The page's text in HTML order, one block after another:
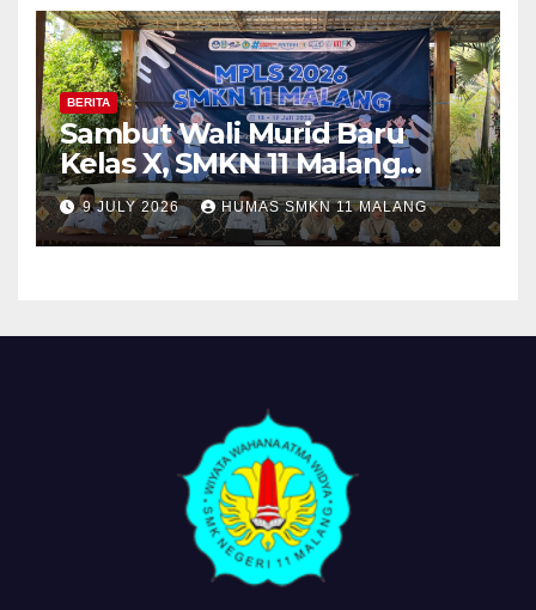
BERITA
Sambut Wali Murid Baru
Kelas X, SMKN 11 Malang
Sosialisasikan Komitmen
“MPLS Ramah”
9 JULY 2026 HUMAS SMKN 11 MALANG